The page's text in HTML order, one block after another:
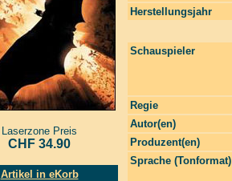
Laserzone Preis
CHF 34.90
Artikel in eKorb
Herstellungsjahr
Schauspieler
Regie
Autor(en)
Produzent(en)
Sprache (Tonformat)